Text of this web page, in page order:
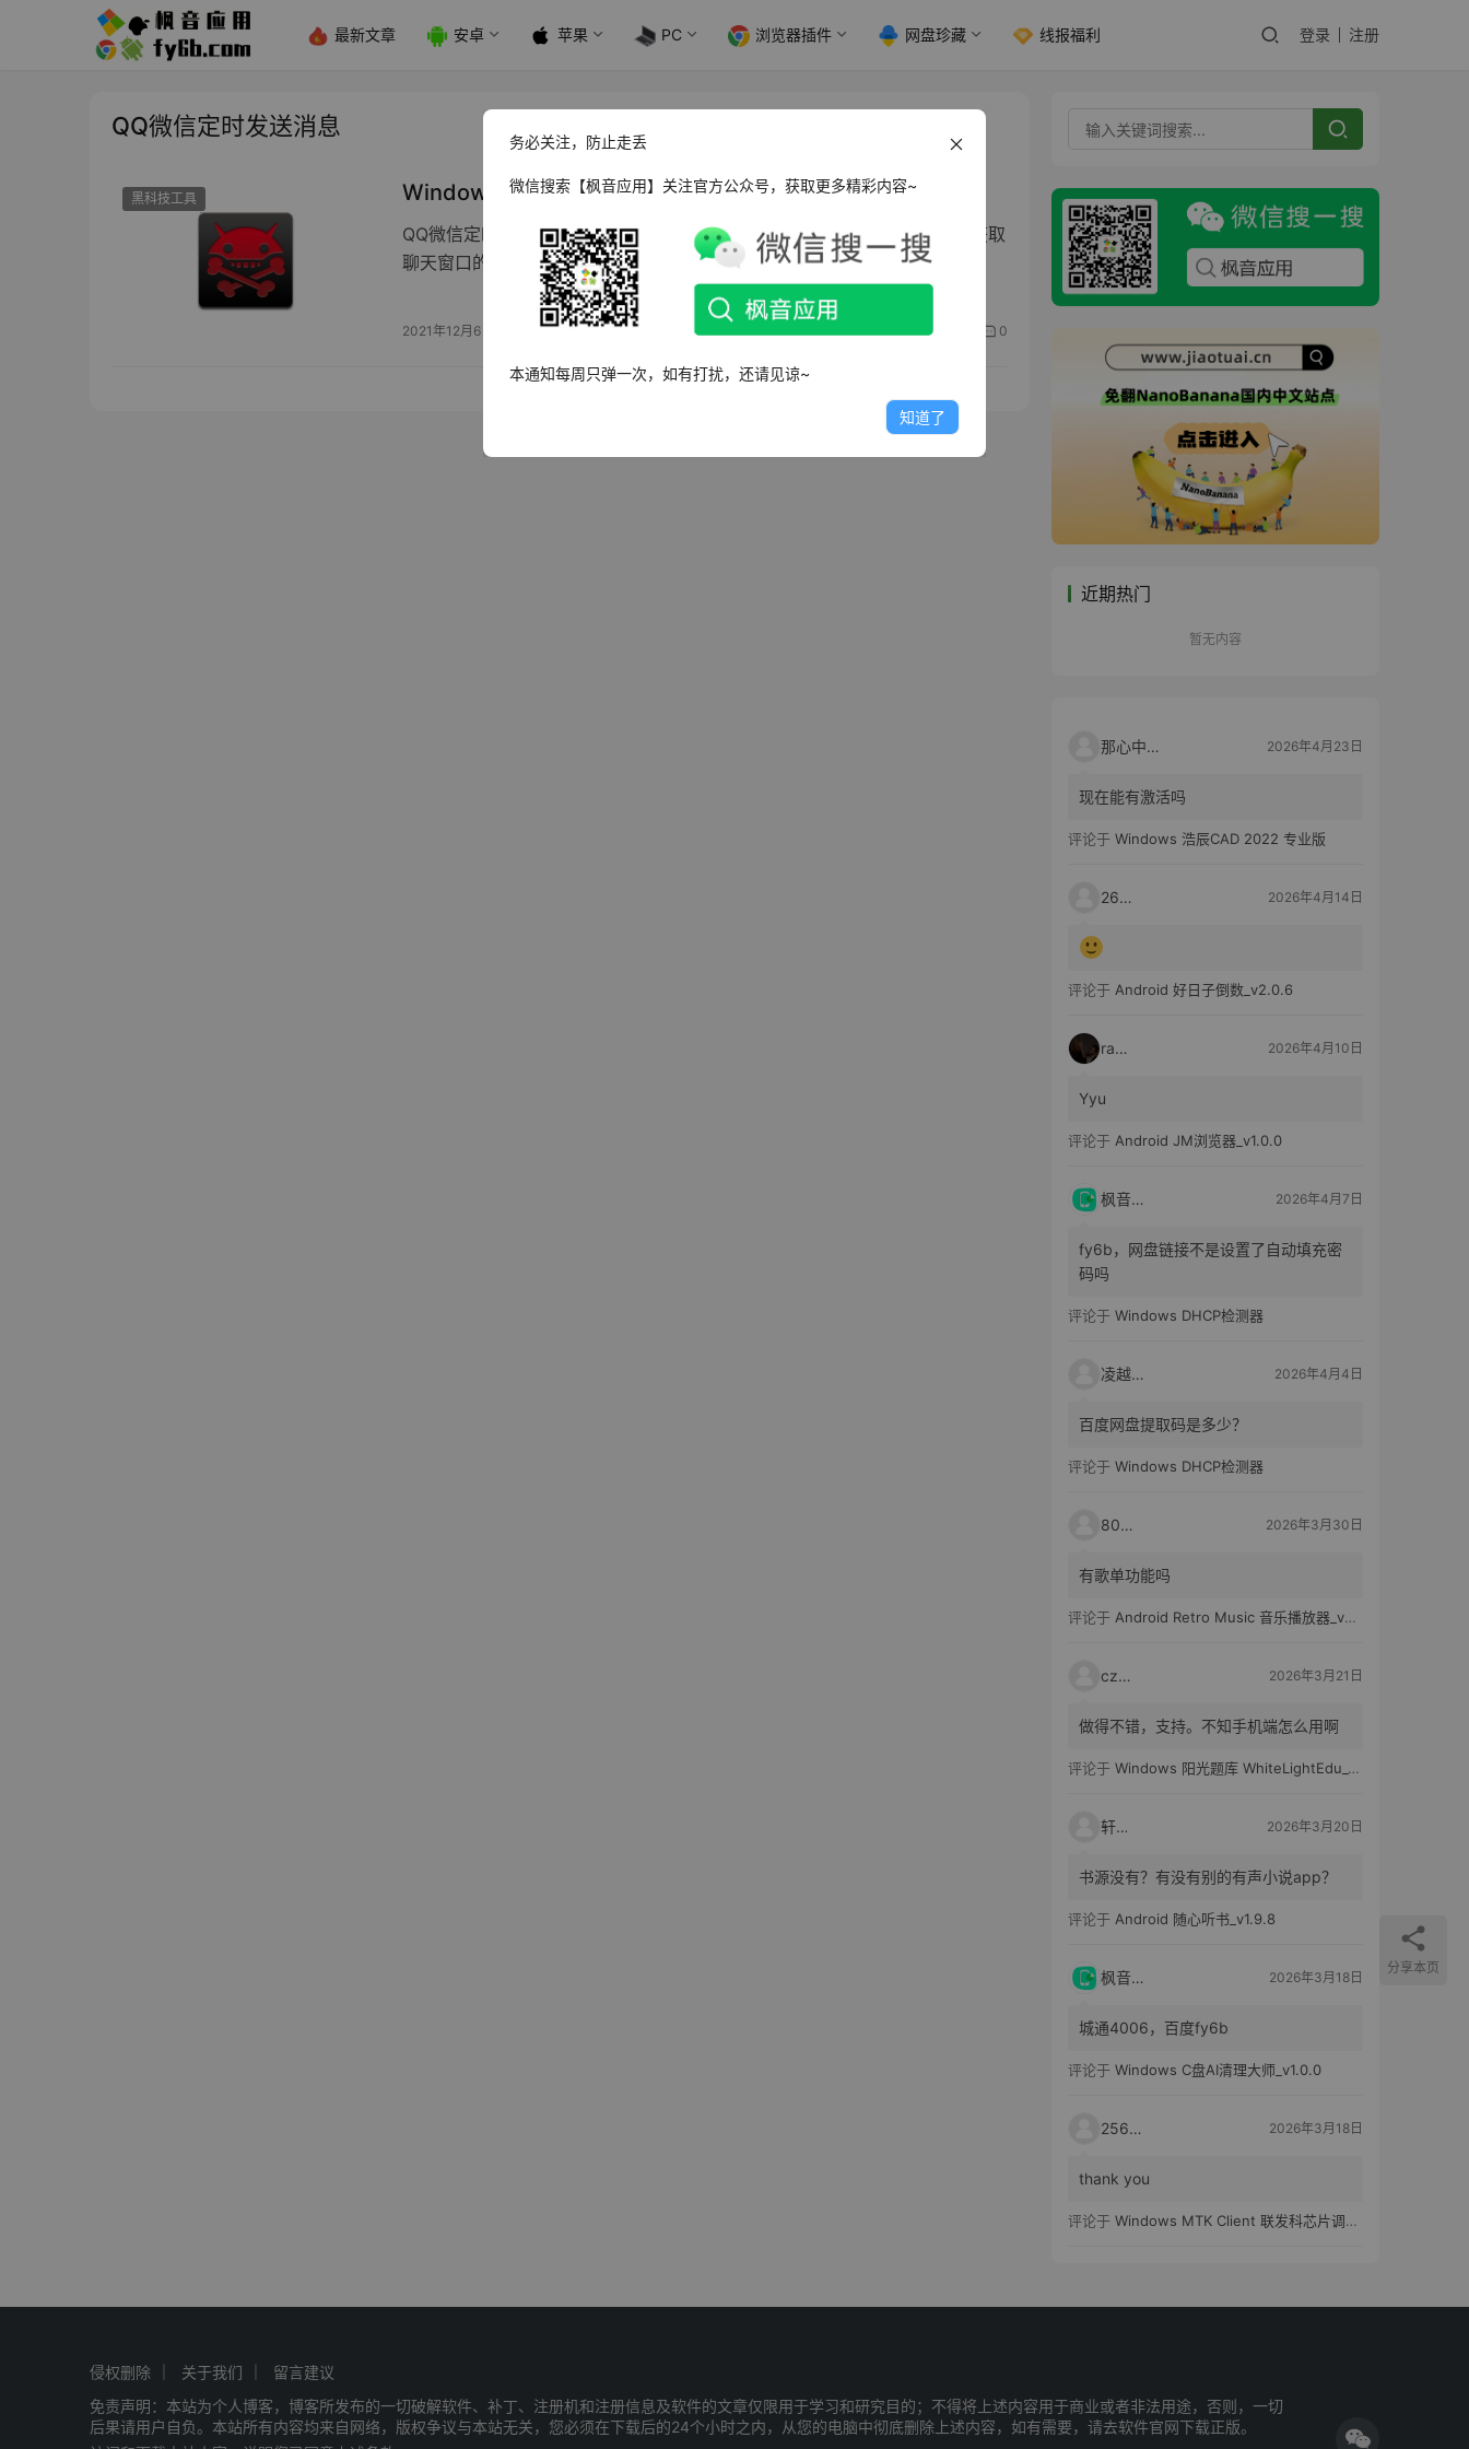
最新文章 安卓 苹果 PC 浏览器插件 网盘珍藏 线报福利 登录 注册
QQ微信定时发送消息
黑科技工具 Windows 定时发送消息 v1.0.0 独立版
QQ微信定时发送软件是一款非常方便的消息定时发送工具，软件采取的是获取
聊天窗口的方式，只要设定好消息…
2021年12月6日 0
近期热门
暂无内容
那心中的话 2026年4月23日
现在能有激活吗
评论于 Windows 浩辰CAD 2022 专业版
2603 2026年4月14日
评论于 Android 好日子倒数_v2.0.6
raka 2026年4月10日
Yyu
评论于 Android JM浏览器_v1.0.0
枫音应用 2026年4月7日
fy6b，网盘链接不是设置了自动填充密
码吗
评论于 Windows DHCP检测器
凌越电子 2026年4月4日
百度网盘提取码是多少？
评论于 Windows DHCP检测器
80521 2026年3月30日
有歌单功能吗
评论于 Android Retro Music 音乐播放器_v6.6.0
czh7 2026年3月21日
做得不错，支持。不知手机端怎么用啊
评论于 Windows 阳光题库 WhiteLightEdu_v2.0.0
轩爸 2026年3月20日
书源没有？有没有别的有声小说app？
评论于 Android 随心听书_v1.9.8
枫音应用 2026年3月18日
城通4006，百度fy6b
评论于 Windows C盘AI清理大师_v1.0.0
25651 2026年3月18日
thank you
评论于 Windows MTK Client 联发科芯片调试工具_v2.01 汉化版
侵权删除 关于我们
留言建议
免责声明：本站为个人博客，博客所发布的一切破解软件、补丁、注册机和注册信息及软件的文章仅限用于学习和研究目的；不得将上述内容用于商业或者非法用途，否则，一切
后果请用户自负。本站所有内容均来自网络，版权争议与本站无关，您必须在下载后的24个小时之内，从您的电脑中彻底删除上述内容，如有需要，请去软件官网下载正版。
分享本页
务必关注，防止走丢
微信搜索【枫音应用】关注官方公众号，获取更多精彩内容~
本通知每周只弹一次，如有打扰，还请见谅~
知道了